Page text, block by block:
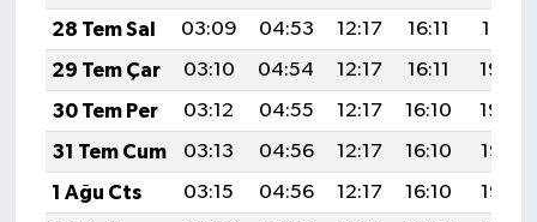
28 Tem Sal
03:09 04:53 12:17 16:11
19:31
29 Tem Çar
03:10 04:54 12:17 16:11
19:30
30 Tem Per
03:12 04:55 12:17 16:10
19:29
31 Tem Cum
03:13 04:56 12:17 16:10
19:28
1 Ağu Cts
03:15 04:56 12:17 16:10
19:27